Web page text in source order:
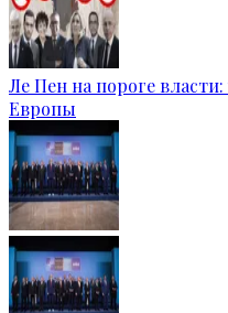
Ле Пен на пороге
Европы